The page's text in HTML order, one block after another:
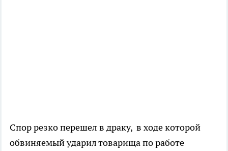
Спор резко перешел в драку, в ходе которой
обвиняемый ударил товарища по работе